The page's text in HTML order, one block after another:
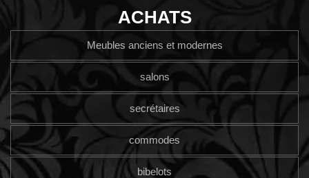
ACHATS
Meubles anciens et modernes
salons
secrétaires
commodes
bibelots